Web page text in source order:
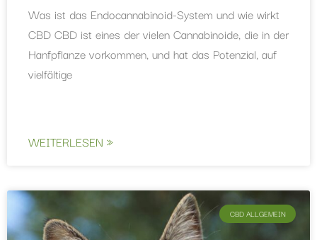
Was ist das Endocannabinoid-System und wie wirkt
CBD CBD ist eines der vielen Cannabinoide, die in der
Hanfpflanze vorkommen, und hat das Potenzial, auf
vielfältige
WEITERLESEN »
CBD ALLGEMEIN